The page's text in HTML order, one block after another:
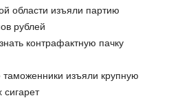
области изъяли партию
рублей
контрафактную пачку
таможенники изъяли крупную